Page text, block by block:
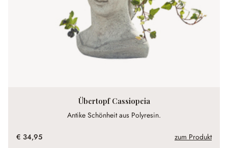
Übertopf Cassiopeia
Antike Schönheit aus Polyresin.
€ 34,95 zum Produkt